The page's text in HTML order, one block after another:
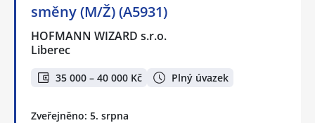
směny (M/Ž) (A5931)
HOFMANN WIZARD s.r.o.
Liberec
35 000 – 40 000 Kč Plný úvazek
Zveřejněno: 5. srpna